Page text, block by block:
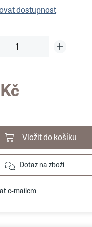
dostupnost
Vložit do košíku
Dotaz na zboží
e-mailem